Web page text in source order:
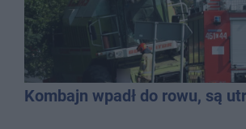
Kombajn wpadł do rowu, są